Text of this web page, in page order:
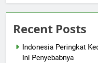
Recent Posts
Indonesia Peringkat
Ini Penyebabnya